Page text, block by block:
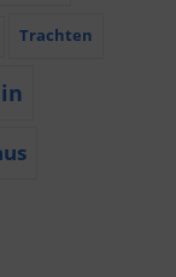
Trachten